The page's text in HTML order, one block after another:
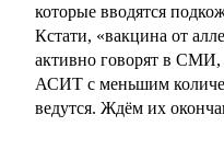
которые вводятся
Кстати, «вакцина от
активно говорят в
АСИТ с меньшим
ведутся. Ждём их